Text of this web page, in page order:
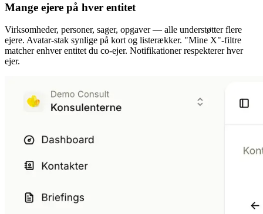
Mange ejere på hver entitet
Virksomheder, personer, sager, opgaver — alle understøtter flere
ejere. Avatar-stak synlige på kort og listerækker. "Mine X"-filtre
matcher enhver entitet du co-ejer. Notifikationer respekterer hver
ejer.